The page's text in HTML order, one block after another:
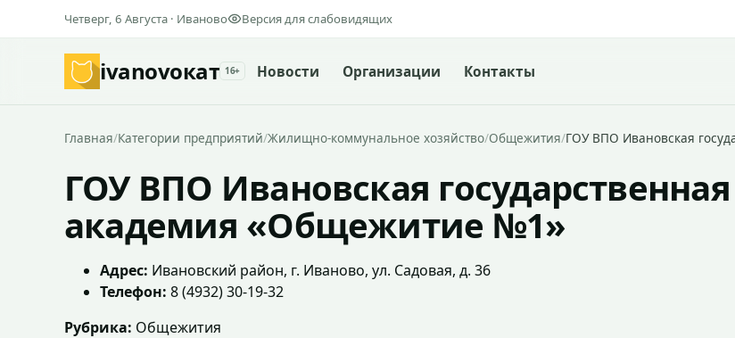
Четверг, 6 Августа · Иваново Версия для слабовидящих
ivanovoкат 16+ Новости Организации Контакты
Главная/Категории предприятий/Жилищно-коммунальное хозяйство/Общежития/ГОУ ВПО Ивановская
ГОУ ВПО Ивановская
академия «Общежитие №1»
Адрес: Ивановский район, г. Иваново, ул. Садовая, д. 36
Телефон: 8 (4932) 30-19-32
Рубрика: Общежития